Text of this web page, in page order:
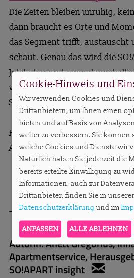
Die Zeiten bleiben unruhig,
dann braucht es Orte und
das Segment trifft, austauscht
schaut. Genau das wird die
Jetzt aber erst einmal
wunderschöne Ostertage mit
Sonnenschein und
Herzliche Grüße,
Anett Gregorius
Autorin:Anett Gregorius,
Apartmentservice,
SO!APART insight
Cookie-Hinweis und
Wir verwenden Cookies und
Drittanbietern, um Ihnen einen
bieten und auf Basis von
weiter zu verbessern. Sie
welche Cookies und Dienste wir
Natürlich haben Sie jederzeit die
bereits erteilte Einwilligung zu
Informationen, auch zur
Drittanbieter, finden Sie in unserer
Datenschutzerklärung und im
ANPASSEN ALLE ABLEHNEN